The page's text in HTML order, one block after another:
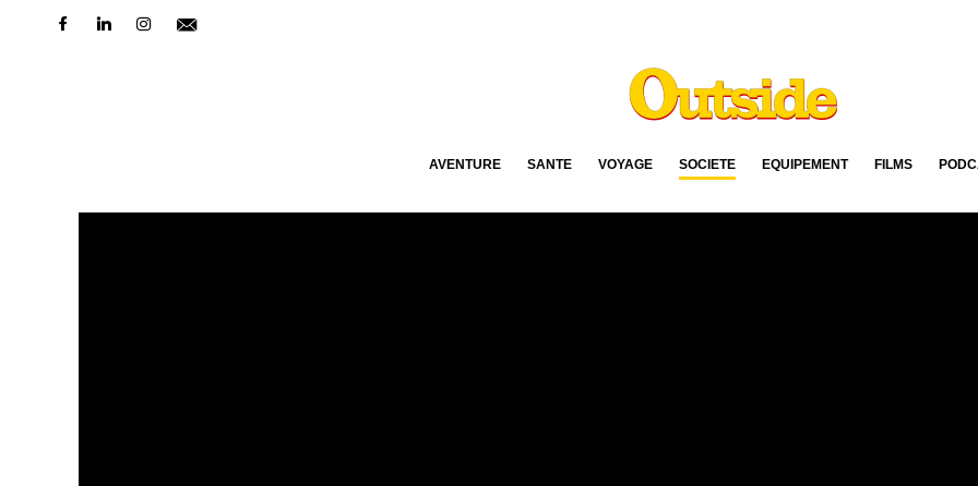
AVENTURE SANTÉ VOYAGE SOCIÉTÉ ÉQUIPEMENT FILMS